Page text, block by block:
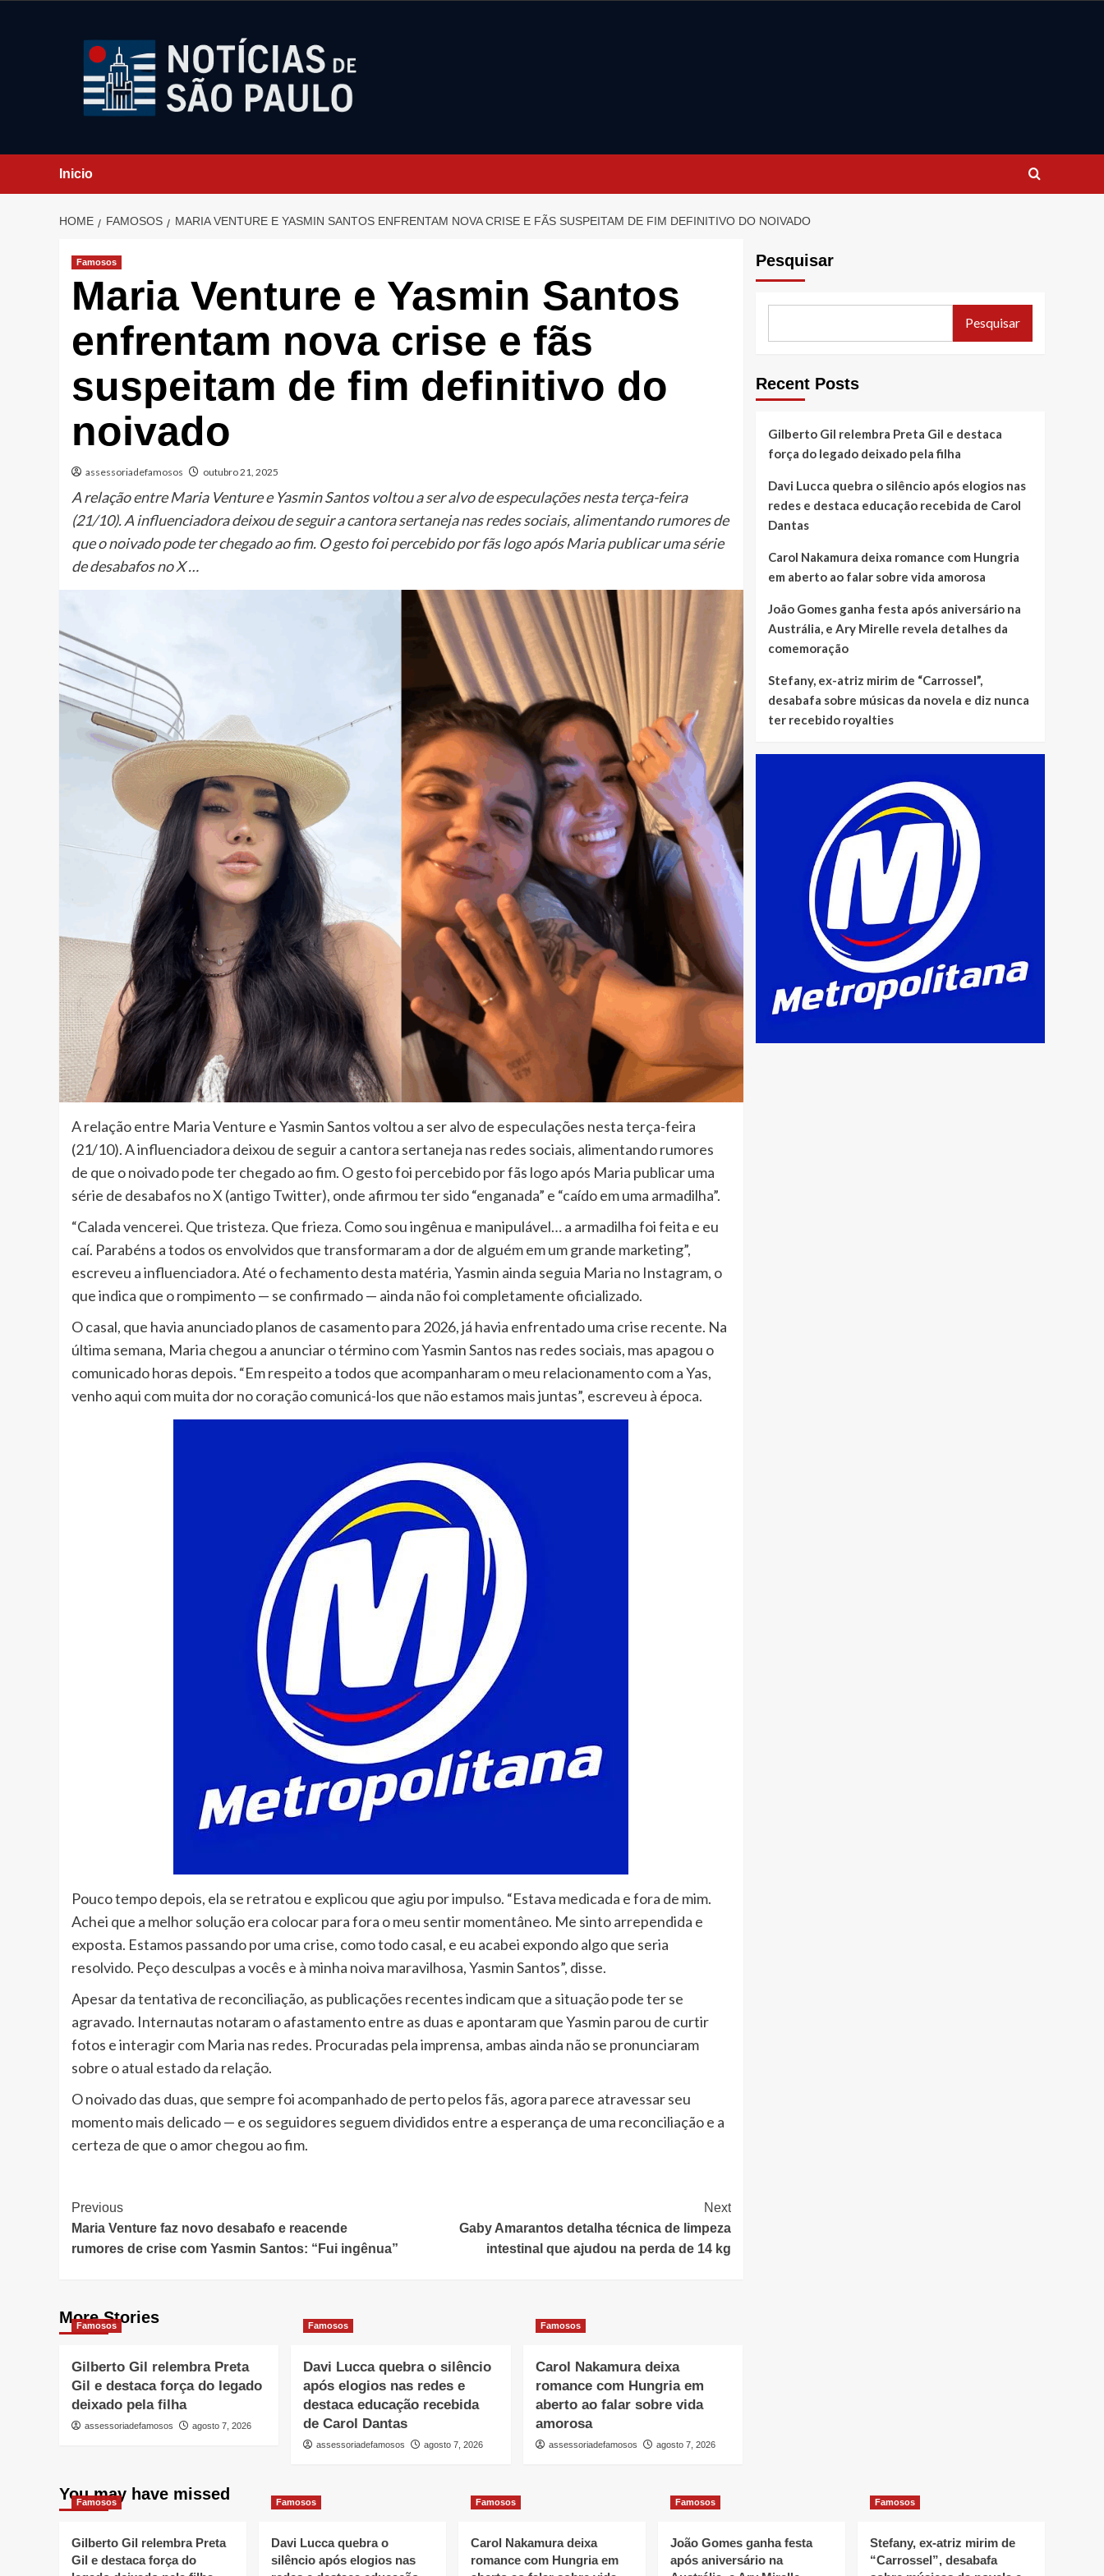
Inicio
HOME FAMOSOS MARIA VENTURE E YASMIN SANTOS ENFRENTAM NOVA CRISE E FÃS SUSPEITAM DE FIM DEFINITIVO DO NOIVADO
Famosos
Maria Venture e Yasmin Santos
enfrentam nova crise e fãs
suspeitam de fim definitivo do
noivado
assessoriadefamosos outubro 21, 2025
A relação entre Maria Venture e Yasmin Santos voltou a ser alvo de especulações nesta terça-feira
(21/10). A influenciadora deixou de seguir a cantora sertaneja nas redes sociais, alimentando rumores de
que o noivado pode ter chegado ao fim. O gesto foi percebido por fãs logo após Maria publicar uma série
de desabafos no X …
A relação entre Maria Venture e Yasmin Santos voltou a ser alvo de especulações nesta terça-feira
(21/10). A influenciadora deixou de seguir a cantora sertaneja nas redes sociais, alimentando rumores
de que o noivado pode ter chegado ao fim. O gesto foi percebido por fãs logo após Maria publicar uma
série de desabafos no X (antigo Twitter), onde afirmou ter sido “enganada” e “caído em uma armadilha”.
“Calada vencerei. Que tristeza. Que frieza. Como sou ingênua e manipulável… a armadilha foi feita e eu
caí. Parabéns a todos os envolvidos que transformaram a dor de alguém em um grande marketing”,
escreveu a influenciadora. Até o fechamento desta matéria, Yasmin ainda seguia Maria no Instagram, o
que indica que o rompimento — se confirmado — ainda não foi completamente oficializado.
O casal, que havia anunciado planos de casamento para 2026, já havia enfrentado uma crise recente. Na
última semana, Maria chegou a anunciar o término com Yasmin Santos nas redes sociais, mas apagou o
comunicado horas depois. “Em respeito a todos que acompanharam o meu relacionamento com a Yas,
venho aqui com muita dor no coração comunicá-los que não estamos mais juntas”, escreveu à época.
Pouco tempo depois, ela se retratou e explicou que agiu por impulso. “Estava medicada e fora de mim.
Achei que a melhor solução era colocar para fora o meu sentir momentâneo. Me sinto arrependida e
exposta. Estamos passando por uma crise, como todo casal, e eu acabei expondo algo que seria
resolvido. Peço desculpas a vocês e à minha noiva maravilhosa, Yasmin Santos”, disse.
Apesar da tentativa de reconciliação, as publicações recentes indicam que a situação pode ter se
agravado. Internautas notaram o afastamento entre as duas e apontaram que Yasmin parou de curtir
fotos e interagir com Maria nas redes. Procuradas pela imprensa, ambas ainda não se pronunciaram
sobre o atual estado da relação.
O noivado das duas, que sempre foi acompanhado de perto pelos fãs, agora parece atravessar seu
momento mais delicado — e os seguidores seguem divididos entre a esperança de uma reconciliação e a
certeza de que o amor chegou ao fim.
Post
Navigation
Previous
Maria Venture faz novo desabafo e reacende
rumores de crise com Yasmin Santos: “Fui ingênua”
Next
Gaby Amarantos detalha técnica de limpeza
intestinal que ajudou na perda de 14 kg
More Stories
Famosos
Gilberto Gil relembra Preta
Gil e destaca força do legado
deixado pela filha
assessoriadefamosos agosto 7, 2026
Famosos
Davi Lucca quebra o silêncio
após elogios nas redes e
destaca educação recebida
de Carol Dantas
assessoriadefamosos agosto 7, 2026
Famosos
Carol Nakamura deixa
romance com Hungria em
aberto ao falar sobre vida
amorosa
assessoriadefamosos agosto 7, 2026
Pesquisar
Pesquisar
Recent Posts
Gilberto Gil relembra Preta Gil e destaca
força do legado deixado pela filha
Davi Lucca quebra o silêncio após elogios nas
redes e destaca educação recebida de Carol
Dantas
Carol Nakamura deixa romance com Hungria
em aberto ao falar sobre vida amorosa
João Gomes ganha festa após aniversário na
Austrália, e Ary Mirelle revela detalhes da
comemoração
Stefany, ex-atriz mirim de “Carrossel”,
desabafa sobre músicas da novela e diz nunca
ter recebido royalties
You may have missed
Famosos
Gilberto Gil relembra Preta
Gil e destaca força do
Famosos
Davi Lucca quebra o
silêncio após elogios nas
Famosos
Carol Nakamura deixa
romance com Hungria em
Famosos
João Gomes ganha festa
após aniversário na
Famosos
Stefany, ex-atriz mirim de
“Carrossel”, desabafa